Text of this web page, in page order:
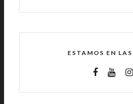
ESTAMOS EN LAS